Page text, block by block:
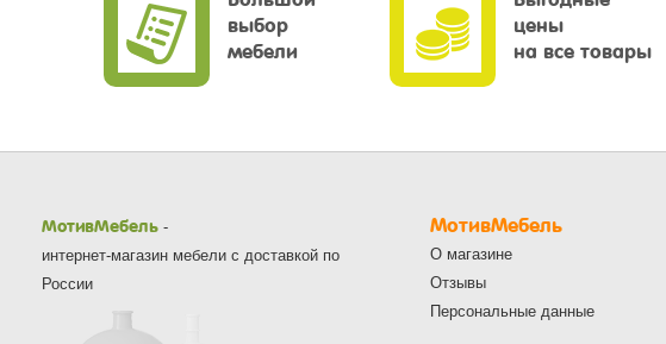
выбор
мебели
цены
на все товары
МотивМебель -
интернет-магазин мебели с доставкой по
России
МотивМебель
О магазине
Отзывы
Персональные данные